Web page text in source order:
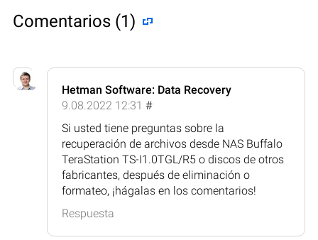
Comentarios (1)
Hetman Software: Data Recovery
9.08.2022 12:31 #
Si usted tiene preguntas sobre la
recuperación de archivos desde NAS Buffalo
TeraStation TS-I1.0TGL/R5 o discos de otros
fabricantes, después de eliminación o
formateo, ¡hágalas en los comentarios!
Respuesta